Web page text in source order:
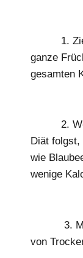
1. Ziele
ganze
gesamten
2. Wenn
Diät
wie
wenige
3.
von